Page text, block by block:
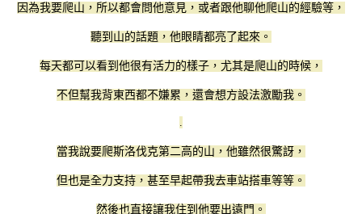
因為我要爬山，所以都會問他意見，或者跟他聊他爬山的經驗等，
聽到山的話題，他眼睛都亮了起來。
每天都可以看到他很有活力的樣子，尤其是爬山的時候，
不但幫我背東西都不嫌累，還會想方設法激勵我。
當我說要爬斯洛伐克第二高的山，他雖然很驚訝，
但也是全力支持，甚至早起帶我去車站搭車等等。
然後也直接讓我住到他要出遠門。